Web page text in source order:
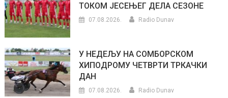
ТОКОМ ЈЕСЕЊЕГ ДЕЛА СЕЗОНЕ
07.08.2026. Radio Dunav
У НЕДЕЉУ НА СОМБОРСКОМ
ХИПОДРОМУ ЧЕТВРТИ ТРКАЧКИ
ДАН
07.08.2026. Radio Dunav